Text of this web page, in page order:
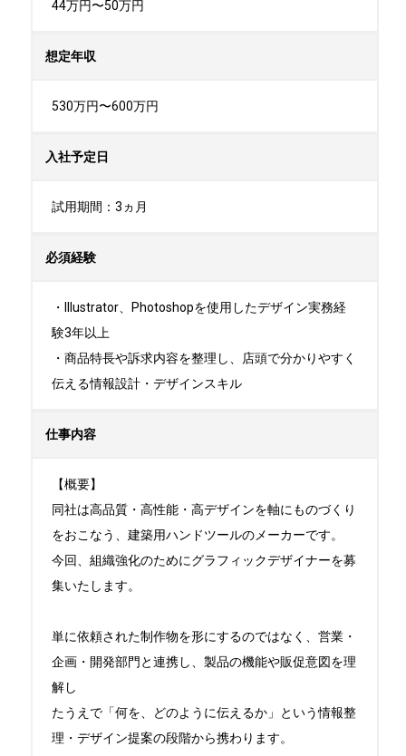
44万円〜50万円
想定年収
530万円〜600万円
入社予定日
試用期間：3ヵ月
必須経験
・Illustrator、Photoshopを使用したデザイン実務経
験3年以上
・商品特長や訴求内容を整理し、店頭で分かりやすく
伝える情報設計・デザインスキル
仕事内容
【概要】
同社は高品質・高性能・高デザインを軸にものづくり
をおこなう、建築用ハンドツールのメーカーです。
今回、組織強化のためにグラフィックデザイナーを募
集いたします。
単に依頼された制作物を形にするのではなく、営業・
企画・開発部門と連携し、製品の機能や販促意図を理
解し
たうえで「何を、どのように伝えるか」という情報整
理・デザイン提案の段階から携わります。